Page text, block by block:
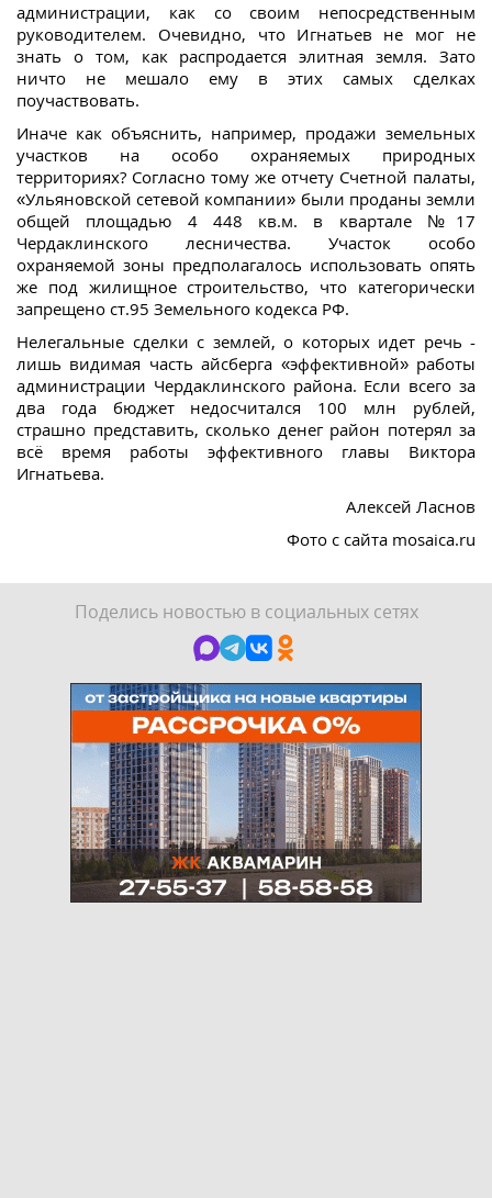
администрации, как со своим непосредственным
руководителем. Очевидно, что Игнатьев не мог не
знать о том, как распродается элитная земля. Зато
ничто не мешало ему в этих самых сделках
поучаствовать.
Иначе как объяснить, например, продажи земельных
участков на особо охраняемых природных
территориях? Согласно тому же отчету Счетной палаты,
«Ульяновской сетевой компании» были проданы земли
общей площадью 4 448 кв.м. в квартале №17
Чердаклинского лесничества. Участок особо
охраняемой зоны предполагалось использовать опять
же под жилищное строительство, что категорически
запрещено ст.95 Земельного кодекса РФ.
Нелегальные сделки с землей, о которых идет речь -
лишь видимая часть айсберга «эффективной» работы
администрации Чердаклинского района. Если всего за
два года бюджет недосчитался 100 млн рублей,
страшно представить, сколько денег район потерял за
всё время работы эффективного главы Виктора
Игнатьева.
Алексей Ласнов
Фото с сайта mosaica.ru
Поделись новостью в социальных сетях